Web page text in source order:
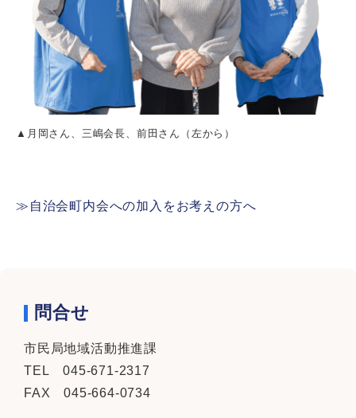
▲月岡さん、三嶋会長、前田さん（左から）
≫自治会町内会への加入をお考えの方へ
問合せ
市民局地域活動推進課
TEL 045-671-2317
FAX 045-664-0734